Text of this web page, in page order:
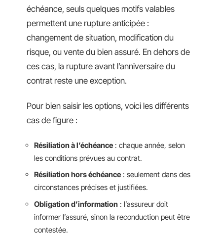
échéance, seuls quelques motifs valables
permettent une rupture anticipée :
changement de situation, modification du
risque, ou vente du bien assuré. En dehors de
ces cas, la rupture avant l’anniversaire du
contrat reste une exception.
Pour bien saisir les options, voici les différents
cas de figure :
Résiliation à l’échéance : chaque année, selon
les conditions prévues au contrat.
Résiliation hors échéance : seulement dans des
circonstances précises et justifiées.
Obligation d’information : l’assureur doit
informer l’assuré, sinon la reconduction peut être
contestée.